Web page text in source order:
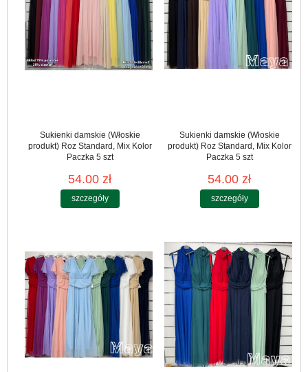
Sukienki damskie (Włoskie
produkt) Roz Standard, Mix Kolor
Paczka 5 szt
54.00 zł
szczegóły
Sukienki damskie (Włoskie
produkt) Roz Standard, Mix Kolor
Paczka 5 szt
54.00 zł
szczegóły